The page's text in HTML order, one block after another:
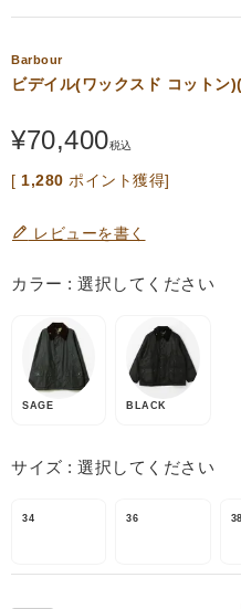
Barbour
ビデイル(ワックスド コットン
¥70,400税込
[ 1,280 ポイント獲得]
レビューを書く
カラー 選択してください
SAGE BLACK
サイズ 選択してください
34 36 38